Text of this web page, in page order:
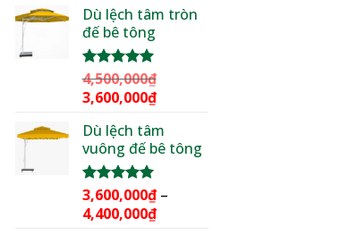
từ
2,500,000₫
Dù lệch tâm tròn
đế bê tông
Được xếp
hạng5.00
5 sao
4,500,000₫
Giá
là:
4,500,000₫.
3,600,000₫Giá
tại
là:
Dù lệch tâm
vuông đế bê tông
Được xếp
hạng5.00
5 sao
3,600,000₫ –
4,400,000₫Khoảng